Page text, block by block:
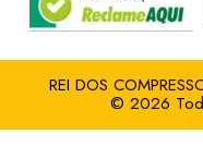
REI DOS
© 2026